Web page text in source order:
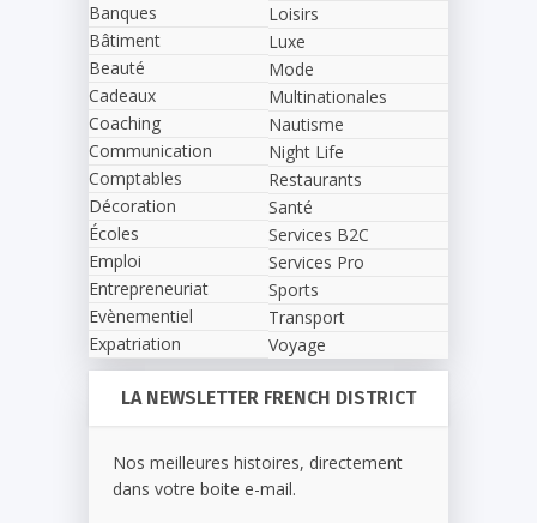
Banques
Bâtiment
Beauté
Cadeaux
Coaching
Communication
Comptables
Décoration
Écoles
Emploi
Entrepreneuriat
Evènementiel
Expatriation
Loisirs
Luxe
Mode
Multinationales
Nautisme
Night Life
Restaurants
Santé
Services B2C
Services Pro
Sports
Transport
Voyage
LA NEWSLETTER FRENCH DISTRICT
Nos meilleures histoires, directement
dans votre boite e-mail.